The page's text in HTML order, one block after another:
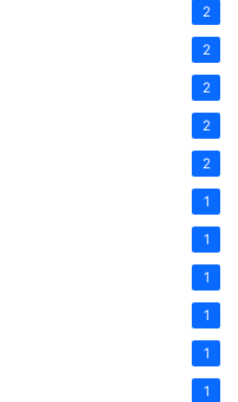
2
2
2
2
2
1
1
1
1
1
1